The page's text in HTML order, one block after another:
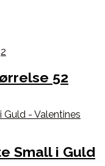
52
Small i Guld